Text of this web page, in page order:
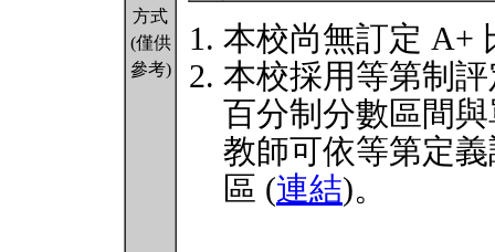
方式
(僅供
參考)
本校尚無訂定 A+
本校採用等第制
百分制分數區間
教師可依等第定
區 (連結)。